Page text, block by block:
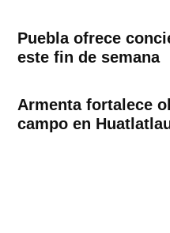
Puebla ofrece
este fin de semana
Armenta fortalece
campo en